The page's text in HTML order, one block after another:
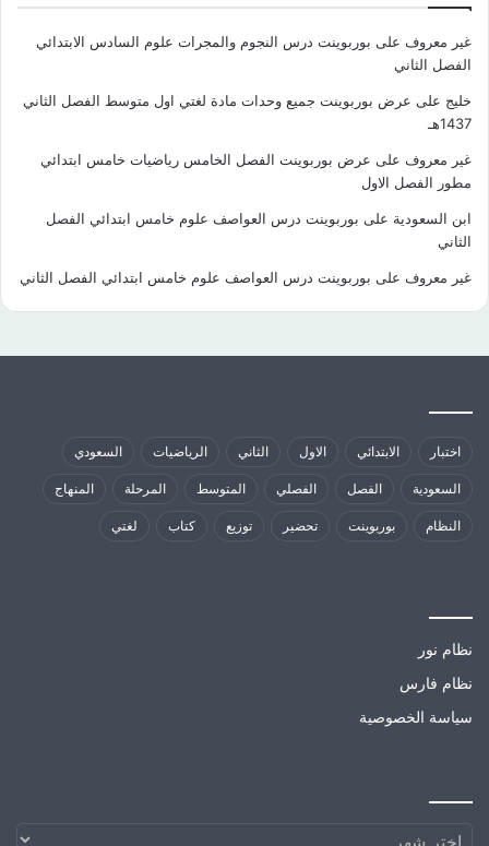
غير معروف على بوربوينت درس النجوم والمجرات علوم السادس الابتدائي
الفصل الثاني
خليج على عرض بوربوينت جميع وحدات مادة لغتي اول متوسط الفصل الثاني
1437هـ
غير معروف على عرض بوربوينت الفصل الخامس رياضيات خامس ابتدائي
مطور الفصل الاول
ابن السعودية على بوربوينت درس العواصف علوم خامس ابتدائي الفصل
الثاني
غير معروف على بوربوينت درس العواصف علوم خامس ابتدائي الفصل الثاني
اختبار الابتدائي الاول الثاني الرياضيات السعودي
السعودية الفصل الفصلي المتوسط المرحلة المنهاج
النظام بوربوينت تحضير توزيع كتاب لغتي
نظام نور
نظام فارس
سياسة الخصوصية
الارشيف